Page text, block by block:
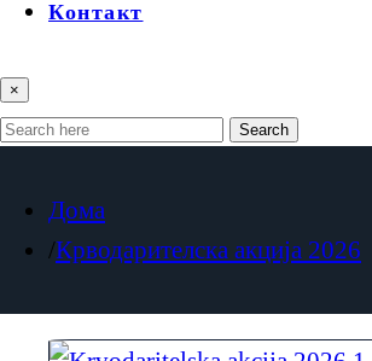
Контакт
×
Search
Дома
Крводарителска акција 2026